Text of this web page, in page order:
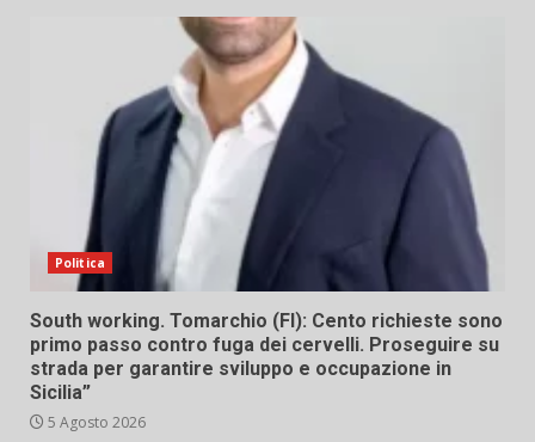
Politica
South working. Tomarchio (FI): Cento richieste sono
primo passo contro fuga dei cervelli. Proseguire su
strada per garantire sviluppo e occupazione in
Sicilia”
5 Agosto 2026